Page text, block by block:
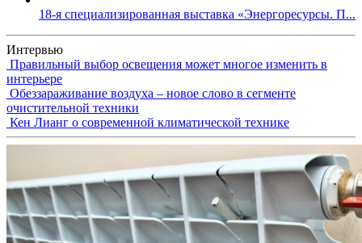
18-я специализированная выставка «Энергоресурсы. П...
Интервью
Правильный выбор освещения может многое изменить в
интерьере
Обеззараживание воздуха – новое слово в сегменте
очистительной техники
Кен Лианг о современной климатической технике